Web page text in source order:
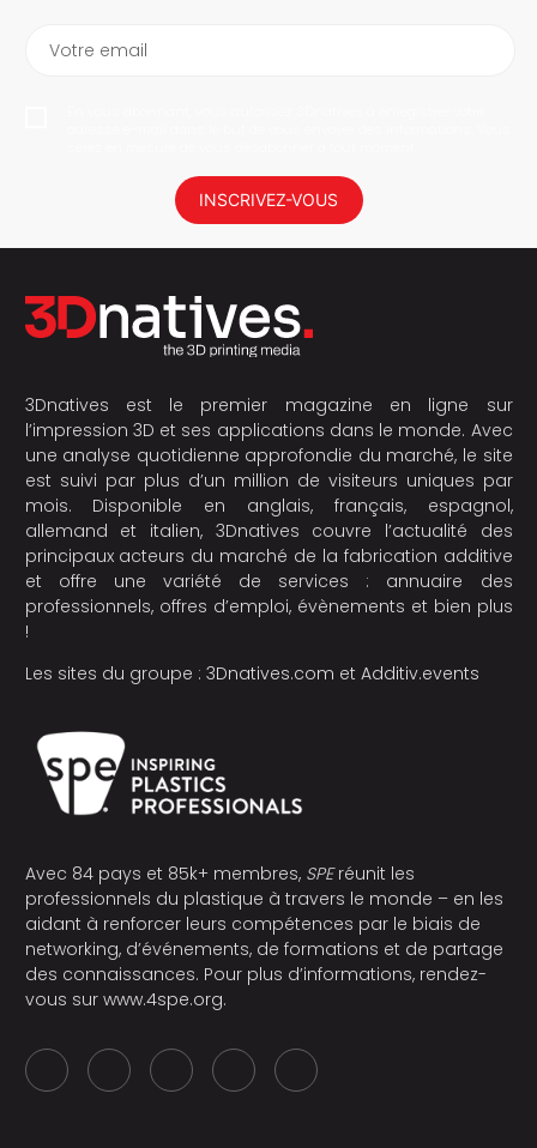
Votre email
INSCRIVEZ-VOUS
3Dnatives est le premier magazine en ligne sur
l’impression 3D et ses applications dans le monde. Avec
une analyse quotidienne approfondie du marché, le site
est suivi par plus d’un million de visiteurs uniques par
mois. Disponible en anglais, français, espagnol,
allemand et italien, 3Dnatives couvre l’actualité des
principaux acteurs du marché de la fabrication additive
et offre une variété de services : annuaire des
professionnels, offres d’emploi, évènements et bien plus
!
Les sites du groupe : 3Dnatives.com et Additiv.events
Avec 84 pays et 85k+ membres, SPEréunit les
professionnels du plastique à travers le monde – en les
aidant à renforcer leurs compétences par le biais de
networking, d’événements, de formations et de partage
des connaissances. Pour plus d’informations, rendez-
vous sur www.4spe.org.